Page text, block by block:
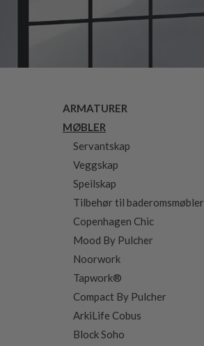
ARMATURER
MØBLER
Servantskap
Veggskap
Speilskap
Tilbehør til baderomsmøbler
Copenhagen Chic
Mood By Pulcher
Noorwork
Tapwork®
Compact By Pulcher
ArkiLife Cobus
Block Soho